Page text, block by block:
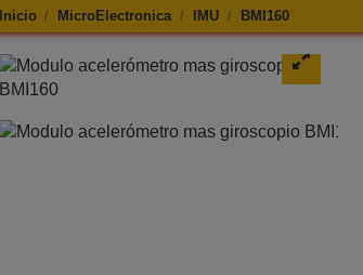
Inicio MicroElectronica IMU BMI160
Ampliar imagen de BMI160